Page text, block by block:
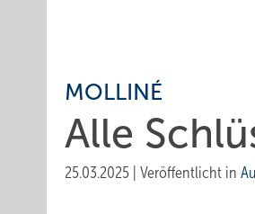
MOLLINÉ
Alle Sc
25.03.2025 Veröffentlicht in